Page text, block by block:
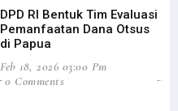
DPD RI Bentuk Tim Evaluasi
Pemanfaatan Dana Otsus
di Papua
Feb 18, 2026 03:00 Pm
0 Comments